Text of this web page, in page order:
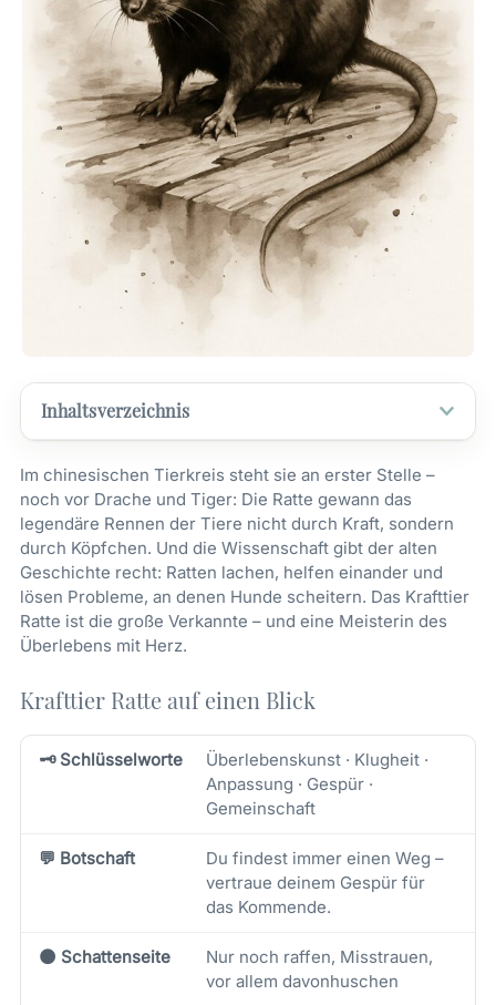
Inhaltsverzeichnis
Im chinesischen Tierkreis steht sie an erster Stelle –
noch vor Drache und Tiger: Die Ratte gewann das
legendäre Rennen der Tiere nicht durch Kraft, sondern
durch Köpfchen. Und die Wissenschaft gibt der alten
Geschichte recht: Ratten lachen, helfen einander und
lösen Probleme, an denen Hunde scheitern. Das Krafttier
Ratte ist die große Verkannte – und eine Meisterin des
Überlebens mit Herz.
Krafttier Ratte auf einen Blick
🗝️ Schlüsselworte
Überlebenskunst · Klugheit ·
Anpassung · Gespür ·
Gemeinschaft
💬 Botschaft
Du findest immer einen Weg –
vertraue deinem Gespür für
das Kommende.
🌑 Schattenseite
Nur noch raffen, Misstrauen,
vor allem davonhuschen